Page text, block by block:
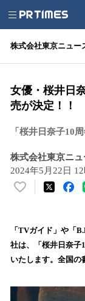
株式会社東京ニュー
女優・桜井日
売が決定！！
「桜井日奈子10
株式会社東京ニ
2024年5月22日
い
！
数
を
「TVガイド」や「
社は、「桜井日奈子
いたします。全国の